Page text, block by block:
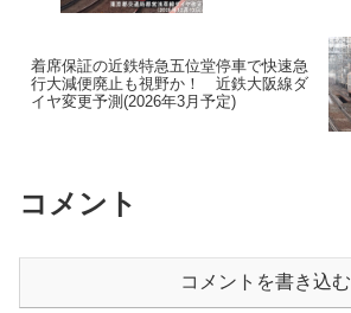
着席保証の近鉄特急五位堂停車で快速急
行大減便廃止も視野か！ 近鉄大阪線ダ
イヤ変更予測(2026年3月予定)
コメント
コメントを書き込む